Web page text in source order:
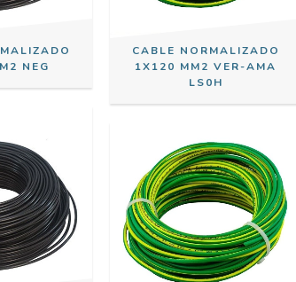
NEG
CABLE NORMALIZADO
1X120 MM2 VER-AMA
LS0H